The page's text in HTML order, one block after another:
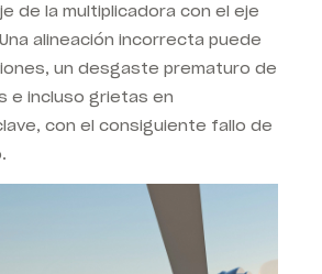
de la multiplicadora con el eje
alineación incorrecta puede
un desgaste prematuro de
e incluso grietas en
con el consiguiente fallo de